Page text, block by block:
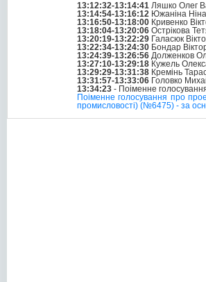
13:12:32-13:14:41 Ляшко Олег
13:14:54-13:16:12 Южаніна
13:16:50-13:18:00 Кривенко
13:18:04-13:20:06 Острікова
13:20:19-13:22:29 Галасюк
13:22:34-13:24:30 Бондар
13:24:39-13:26:56 Долженков
13:27:10-13:29:18 Кужель
13:29:29-13:31:38 Кремінь
13:31:57-13:33:06 Головко
13:34:23 - Поіменне
Поіменне голосування про
промисловості) (№6475) - за